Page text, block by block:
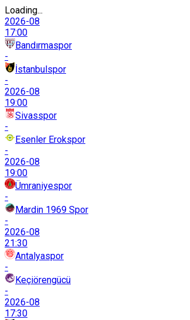
Loading...
2026-08
17:00
Bandırmaspor
-
İstanbulspor
-
2026-08
19:00
Sivasspor
-
Esenler Erokspor
-
2026-08
19:00
Ümraniyespor
-
Mardin 1969 Spor
-
2026-08
21:30
Antalyaspor
-
Keçiörengücü
-
2026-08
17:30